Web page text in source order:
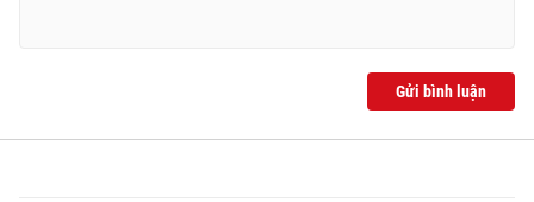
Gửi bình luận